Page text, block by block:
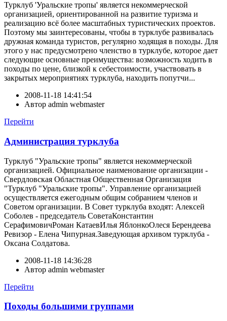
Турклуб 'Уральские тропы' является некоммерческой
организацией, ориентированной на развитие туризма и
реализацию всё более масштабных туристических проектов.
Поэтому мы заинтересованы, чтобы в турклубе развивалась
дружная команда туристов, регулярно ходящая в походы. Для
этого у нас предусмотрено членство в турклубе, которое дает
следующие основные преимущества: возможность ходить в
походы по цене, близкой к себестоимости, участвовать в
закрытых мероприятиях турклуба, находить попутчи...
2008-11-18 14:41:54
Автор admin webmaster
Перейти
Администрация турклуба
Турклуб "Уральские тропы" является некоммерческой
организацией. Официальное наименование организации -
Свердловская Областная Общественная Организация
"Турклуб "Уральские тропы". Управление организацией
осуществляется ежегодным общим собранием членов и
Советом организации. В Совет турклуба входят: Алексей
Соболев - председатель СоветаКонстантин
СерафимовичРоман КатаевИлья ЯблонкоОлеся Берендеева
Ревизор - Елена Чипурная.Заведующая архивом турклуба -
Оксана Солдатова.
2008-11-18 14:36:28
Автор admin webmaster
Перейти
Походы большими группами